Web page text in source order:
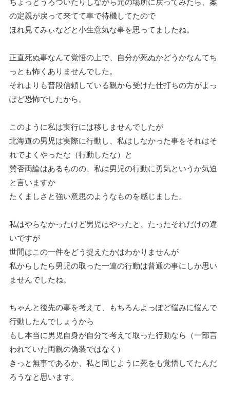
の定親が戻って来てて車で待機してたので
ほれ見てみぃなどと小生意気な事を思ってましたね。
正直死ぬ事なんて覚悟の上で、自分が死ぬかどうかなんてち
っとも怖くありませんでした。
それよりも普段信頼している親から受けた仕打ちの方がよっ
ぽど恐怖でしたから。
このように私は実行には移しませんでしたが
北海道の男児は実際に行動し、私はしなかった事をそれはそ
れでよくやったな（行動したな）と
賛否両論はあるものの、私は男児の行動に勇気というか気迫
と言いますか
たくましさと強い意思のようなものを感じました。
私はやらなかったけど男児はやったと、たったそれだけの違
いですが
世間はこの一件をどう捉えたかはわかりませんが
私からしたら男児の取った一連の行動は普通の事にしか思い
ませんでしたね。
ちゃんと後先の事を考えて、もちろんよっぽど悩みに悩んで
行動したんでしょうから
もし本当に男児自身が自分で考えて取った行動なら（一部言
われていた両親の偽装ではなく）
きっと無事であるか、私と同じように死をも覚悟してたんだ
ろうなと思います。